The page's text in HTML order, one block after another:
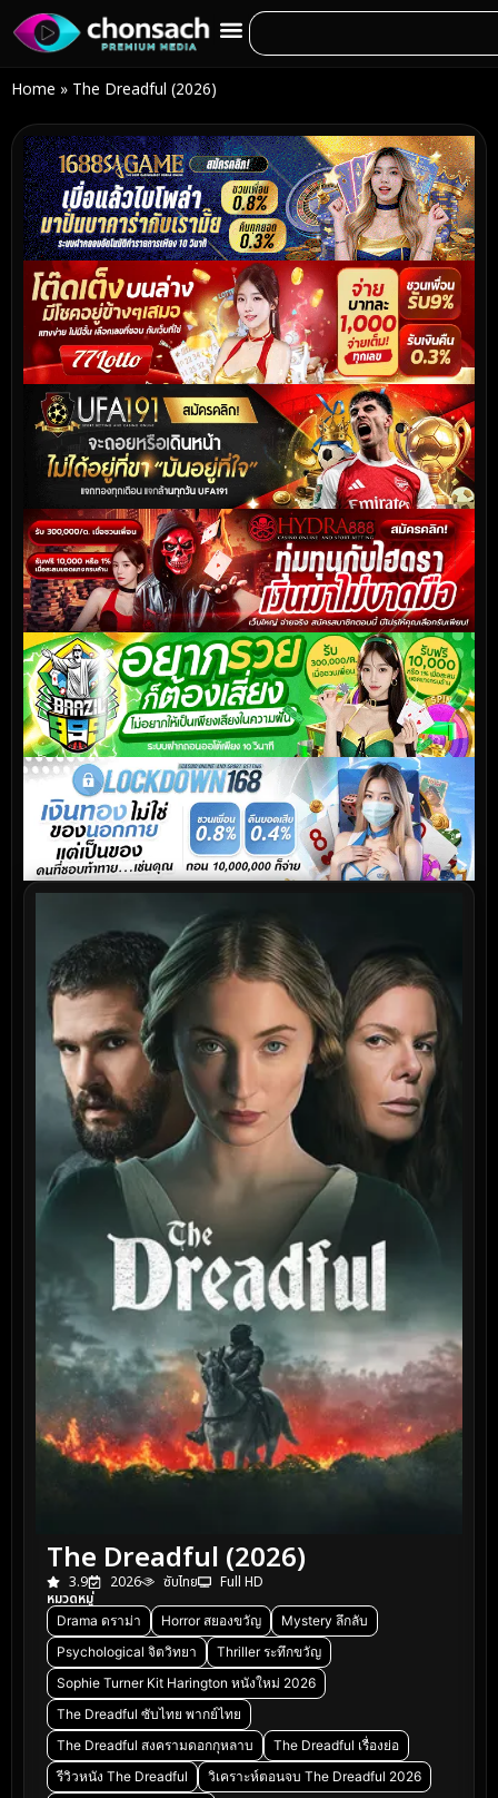
Home » The Dreadful (2026)
The Dreadful (2026)
3.9 2026 ซับไทย
Full HD
หมวดหมู่
Drama ดราม่า Horror สยองขวัญ
Mystery ลึกลับ
Psychological จิตวิทยา
Thriller ระทึกขวัญ
Sophie Turner Kit Harington หนังใหม่ 2026
The Dreadful ซับไทย พากย์ไทย
The Dreadful สงครามดอกกุหลาบ
The Dreadful เรื่องย่อ
รีวิวหนัง The Dreadful
วิเคราะห์ตอนจบ The Dreadful 2026